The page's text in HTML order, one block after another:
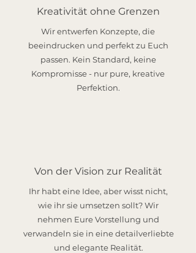
Kreativität ohne Grenzen
Wir entwerfen Konzepte, die
beeindrucken und perfekt zu Euch
passen. Kein Standard, keine
Kompromisse - nur pure, kreative
Perfektion.
Von der Vision zur Realität
Ihr habt eine Idee, aber wisst nicht,
wie ihr sie umsetzen sollt? Wir
nehmen Eure Vorstellung und
verwandeln sie in eine detailverliebte
und elegante Realität.